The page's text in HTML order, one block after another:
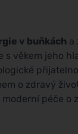
v buňkách a
věkem jeho
o zdravý
péče o